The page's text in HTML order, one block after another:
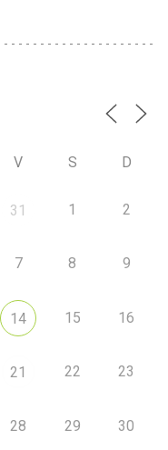
V S D
31 1 2
7 8 9
14 15 16
21 22 23
28 29 30